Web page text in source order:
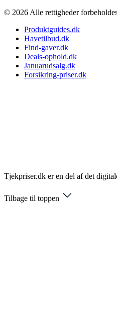
© 2026 Alle rettigheder
Produktguides.dk
Havetilbud.dk
Find-gaver.dk
Deals-ophold.dk
Januarudsalg.dk
Forsikring-priser.dk
Tjekpriser.dk er en del af det
Tilbage til toppen